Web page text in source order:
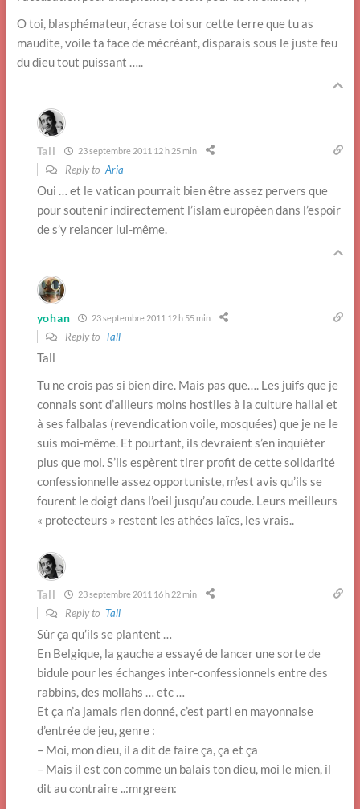
O toi, blasphémateur, écrase toi sur cette terre que tu as
maudite, voile ta face de mécréant, disparais sous le juste feu
du dieu tout puissant …..
Tall 23 septembre 2011 12 h 25 min
Reply to Aria
Oui … et le vatican pourrait bien être assez pervers que
pour soutenir indirectement l’islam européen dans l’espoir
de s’y relancer lui-même.
yohan 23 septembre 2011 12 h 55 min
Reply to Tall
Tall
Tu ne crois pas si bien dire. Mais pas que…. Les juifs que je
connais sont d’ailleurs moins hostiles à la culture hallal et
à ses falbalas (revendication voile, mosquées) que je ne le
suis moi-même. Et pourtant, ils devraient s’en inquiéter
plus que moi. S’ils espèrent tirer profit de cette solidarité
confessionnelle assez opportuniste, m’est avis qu’ils se
fourent le doigt dans l’oeil jusqu’au coude. Leurs meilleurs
« protecteurs » restent les athées laïcs, les vrais..
Tall 23 septembre 2011 16 h 22 min
Reply to Tall
Sûr ça qu’ils se plantent …
En Belgique, la gauche a essayé de lancer une sorte de
bidule pour les échanges inter-confessionnels entre des
rabbins, des mollahs … etc …
Et ça n’a jamais rien donné, c’est parti en mayonnaise
d’entrée de jeu, genre :
– Moi, mon dieu, il a dit de faire ça, ça et ça
– Mais il est con comme un balais ton dieu, moi le mien, il
dit au contraire ..:mrgreen: